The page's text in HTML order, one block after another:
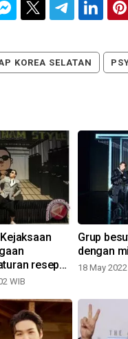
KOREA SELATAN
resep
WIB
Grup
dengan
18 May